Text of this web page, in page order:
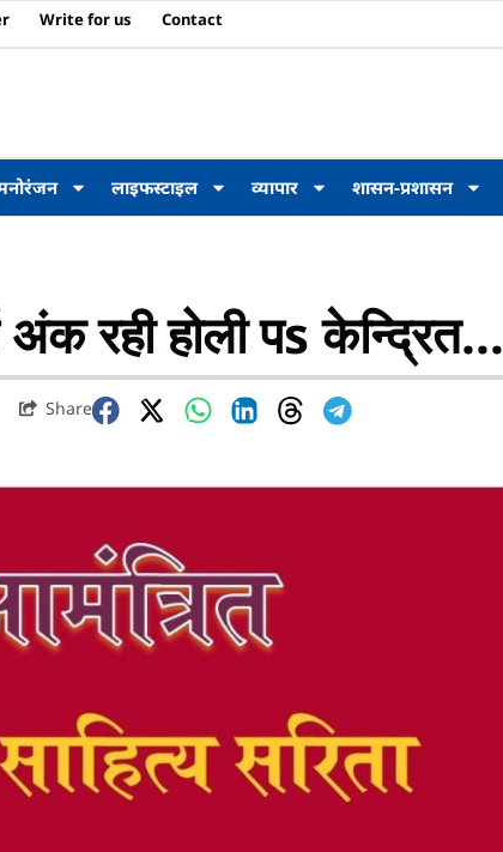
Write for us Contact
लाइफस्टाइल व्यापार शासन-प्रशासन
अंक रही होली पs केन्द्रित…
Share